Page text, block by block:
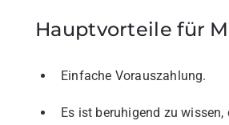
Hauptvorteile für
Einfache Vorauszahlung.
Es ist beruhigend zu wissen,